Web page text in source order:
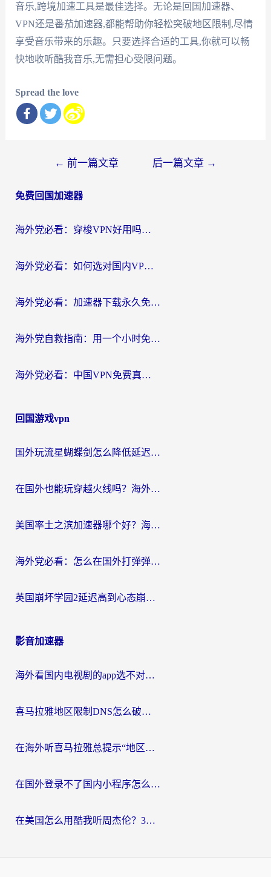
音乐,跨境加速工具是最佳选择。无论是回国加速器、
VPN还是番茄加速器,都能帮助你轻松突破地区限制,尽情
享受音乐带来的乐趣。只要选择合适的工具,你就可以畅
快地收听酷我音乐,无需担心受限问题。
Spread the love
导
← 前一篇文章 后一篇文章 →
免费回国加速器
海外党必看：穿梭VPN好用吗？和云帆VPN对比哪个回国效果更好？附真实测评+避坑指南
海外党必看：如何选对国内VPN，实现无缝访问国内资源？
海外党必看：加速器下载永久免费版真的存在吗？教你无缝访问国内资源的正确姿势
海外党自救指南：用一个小时免费加速器，轻松打破国内资源访问壁垒？
海外党必看：中国VPN免费真的靠谱吗？手把手教你选对回国加速器
回国游戏vpn
国外玩流星蝴蝶剑怎么降低延迟？海外党必看的加速秘籍（含欧洲鸣潮&彩虹岛优化攻略）
在国外也能玩穿越火线吗？海外玩家国服游戏畅玩终极指南
美国率土之滨加速器哪个好？海外党国服游戏畅玩终极指南（附多游戏解决方案）
海外党必看：怎么在国外打弹弹堂不卡？番茄加速器亲测指南
英国崩坏学园2延迟高到心态崩？海外党国服游戏加速终极指南
影音加速器
海外看国内电视剧的app选不对？这份回国加速器避坑指南帮你流畅追剧
喜马拉雅地区限制DNS怎么破？海外党听国内音乐听书的终极解决方案
在海外听喜马拉雅总提示“地区限制”？3步轻松解除+听国内音乐全攻略
在国外登录不了国内小程序怎么办？选对回国加速器，轻松解锁国内资源
在美国怎么用酷我听周杰伦？3步搞定海外听歌难题